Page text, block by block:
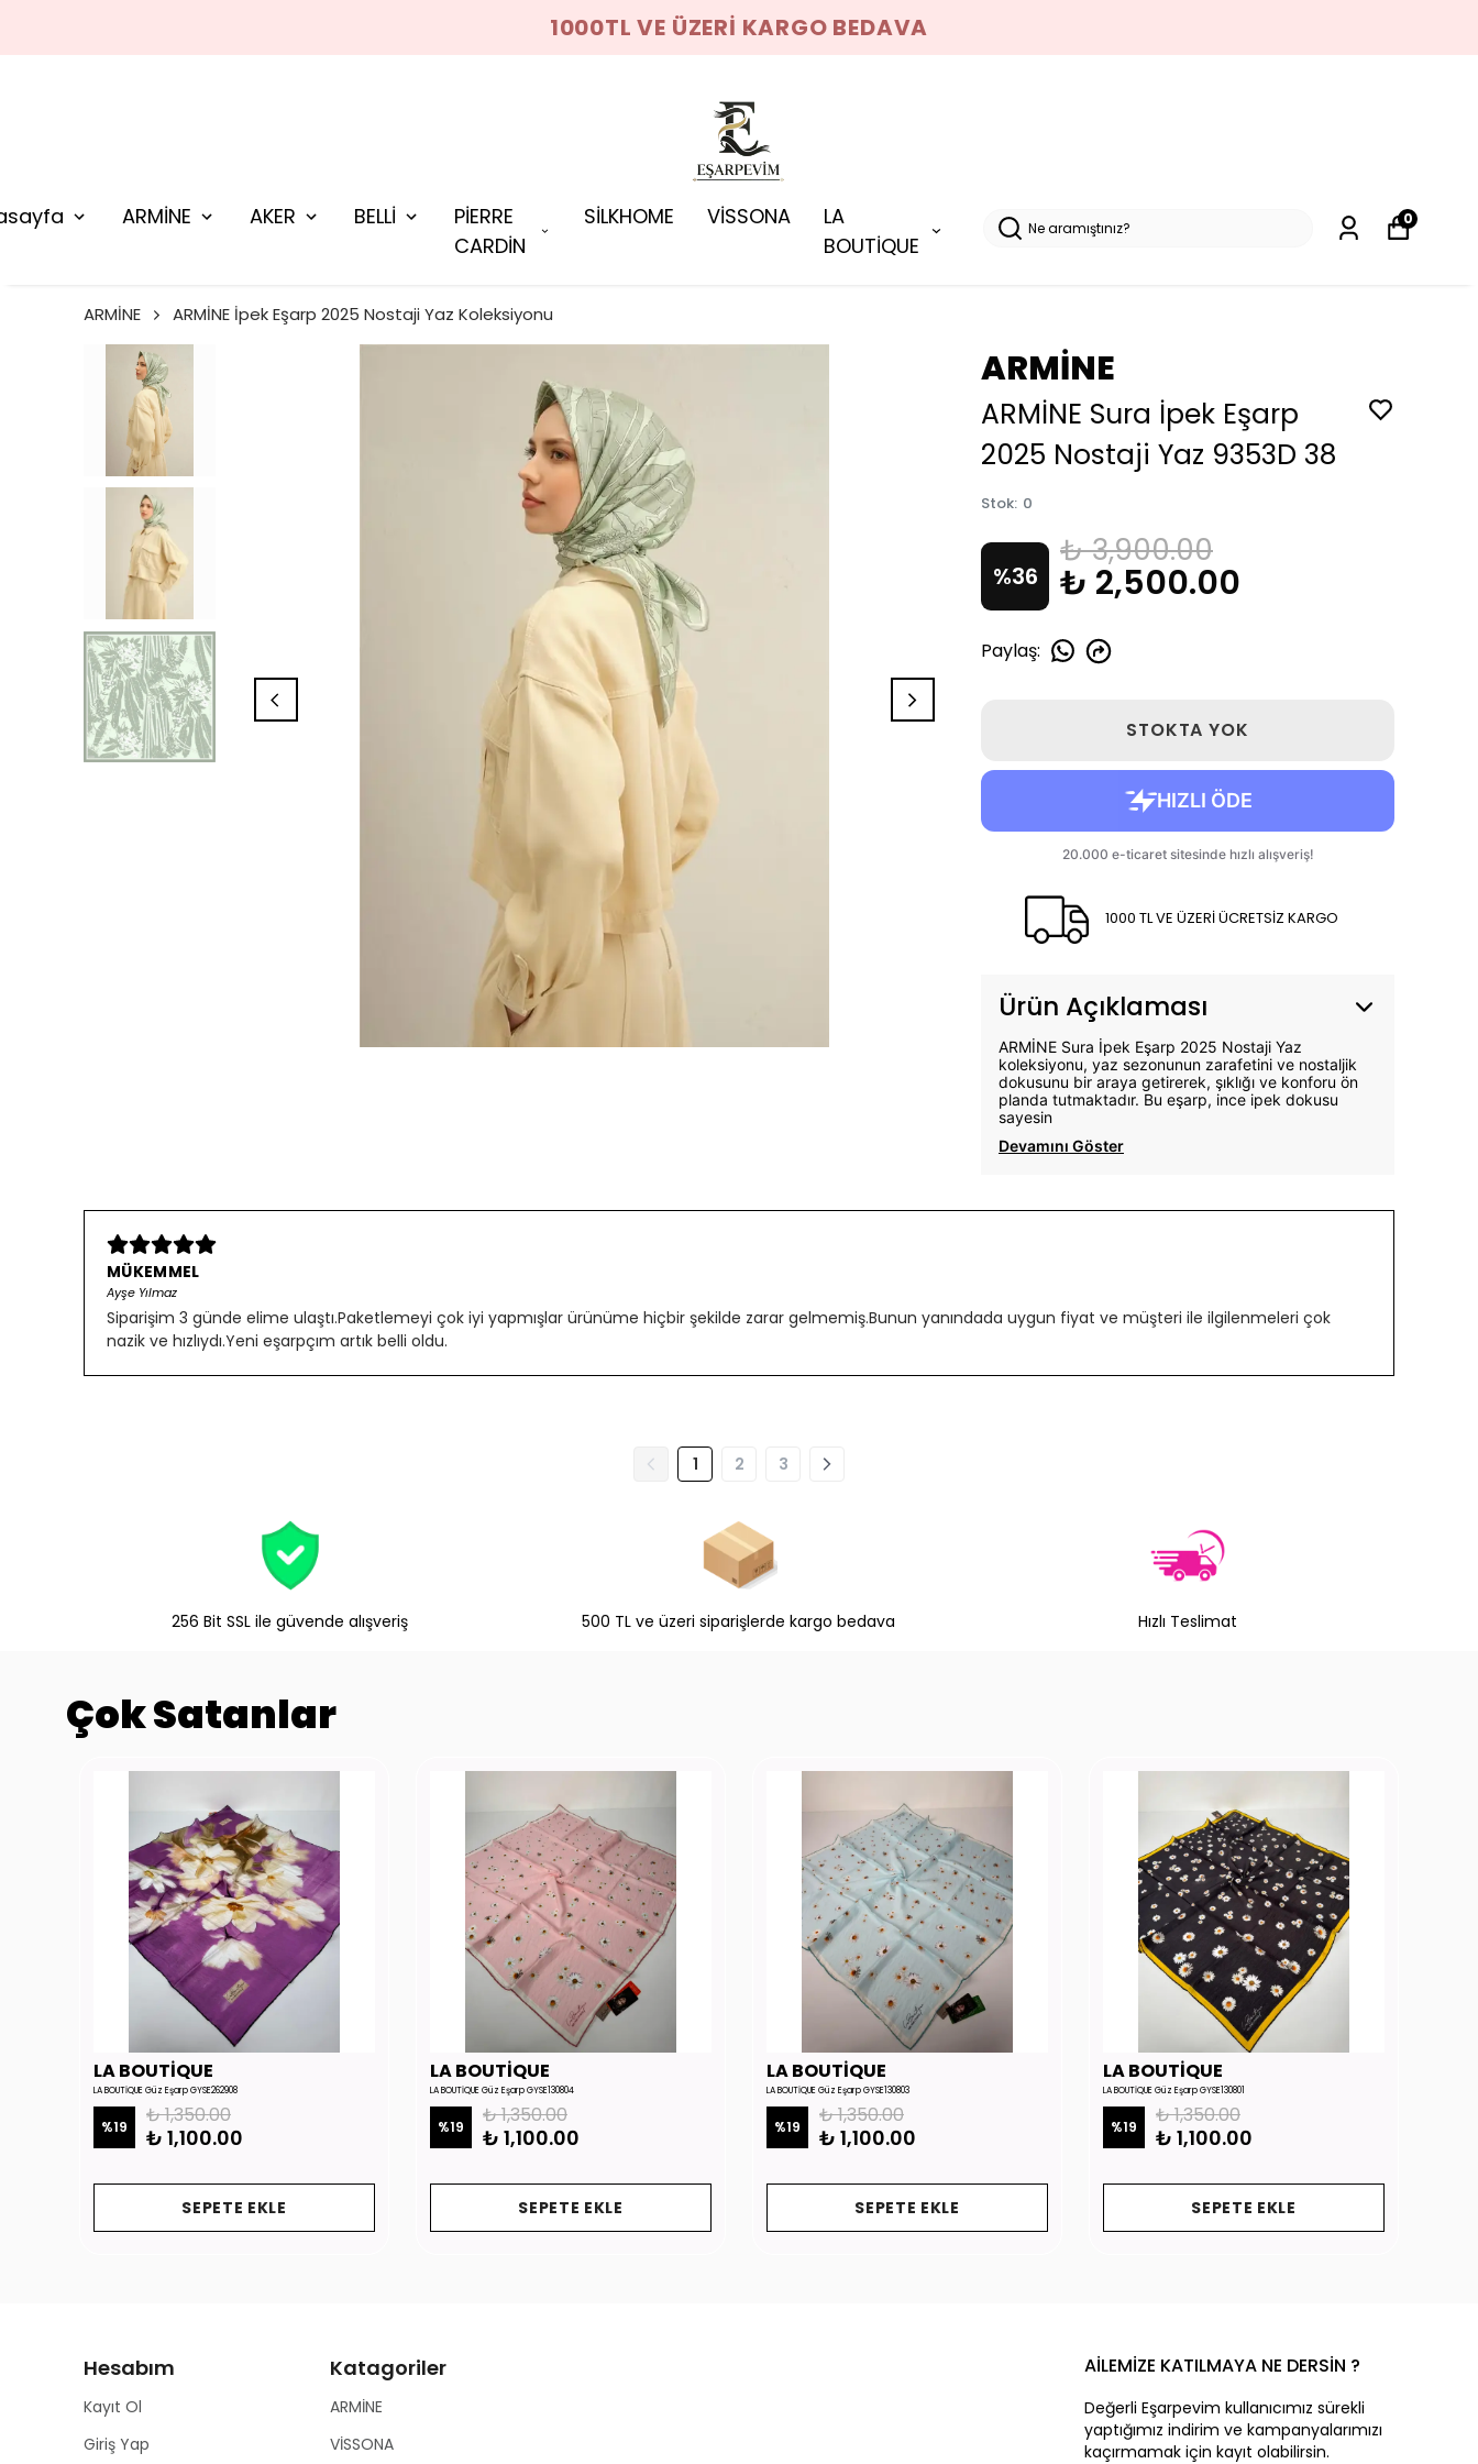
1000TL VE ÜZERİ KARGO BEDAVA
ARMİNE AKER BELLİ
PİERRE
CARDİN
SİLKHOME VİSSONA
LA
BOUTİQUE
0
ARMİNE ARMİNE İpek Eşarp 2025 Nostaji Yaz Koleksiyonu
ARMİNE
ARMİNE Sura İpek Eşarp
2025 Nostaji Yaz 9353D 38
Stok: 0
%36
₺ 3,900.00
₺ 2,500.00
Paylaş:
STOKTA YOK
1000 TL VE ÜZERİ ÜCRETSİZ KARGO
Ürün Açıklaması
ARMİNE Sura İpek Eşarp 2025 Nostaji Yaz
koleksiyonu, yaz sezonunun zarafetini ve nostaljik
dokusunu bir araya getirerek, şıklığı ve konforu ön
planda tutmaktadır. Bu eşarp, ince ipek dokusu
sayesin
Devamını Göster
MÜKEMMEL
Ayşe Yılmaz
Siparişim 3 günde elime ulaştı.Paketlemeyi çok iyi yapmışlar ürünüme hiçbir şekilde zarar gelmemiş.Bunun yanındada uygun fiyat ve müşteri ile ilgilenmeleri çok
nazik ve hızlıydı.Yeni eşarpçım artık belli oldu.
1 2 3
256 Bit SSL ile güvende alışveriş 500 TL ve üzeri siparişlerde kargo bedava Hızlı Teslimat
Çok Satanlar
LA BOUTİQUE
LA BOUTİQUE Güz Eşarp GYSE262908
%19 ₺ 1,350.00
₺ 1,100.00
SEPETE EKLE
LA BOUTİQUE
LA BOUTİQUE Güz Eşarp GYSE130804
%19 ₺ 1,350.00
₺ 1,100.00
SEPETE EKLE
LA BOUTİQUE
LA BOUTİQUE Güz Eşarp GYSE130803
%19 ₺ 1,350.00
₺ 1,100.00
SEPETE EKLE
LA BOUTİQUE
LA BOUTİQUE Güz Eşarp GYSE130801
%19 ₺ 1,350.00
₺ 1,100.00
SEPETE EKLE
Hesabım
Kayıt Ol
Giriş Yap
Katagoriler
ARMİNE
VİSSONA
AİLEMİZE KATILMAYA NE DERSİN ?
Değerli Eşarpevim kullanıcımız sürekli
yaptığımız indirim ve kampanyalarımızı
kaçırmamak için kayıt olabilirsin.